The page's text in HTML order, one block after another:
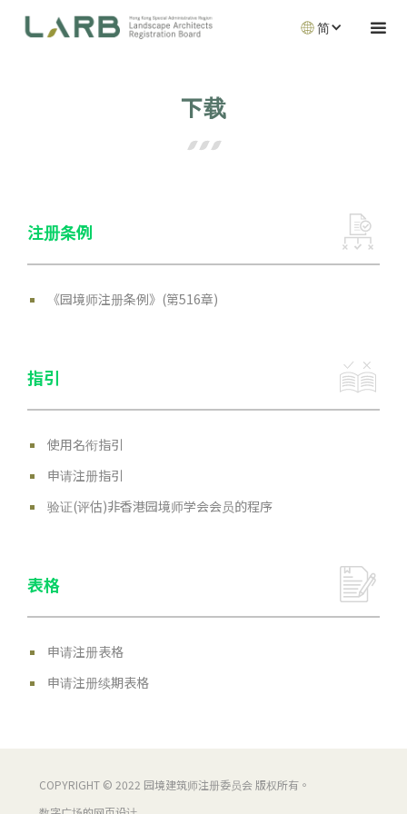
简
下载
注册条例
《园境师注册条例》(第516章)
指引
使用名衔指引
申请注册指引
验证(评估)非香港园境师学会会员的程序
表格
申请注册表格
申请注册续期表格
COPYRIGHT © 2022 园境建筑师注册委员会 版权所有。